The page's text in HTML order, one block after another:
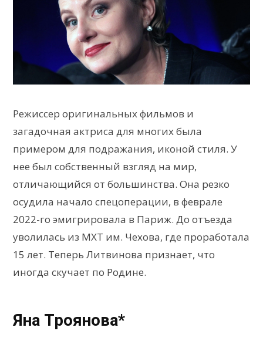
Режиссер оригинальных фильмов и
загадочная актриса для многих была
примером для подражания, иконой стиля. У
нее был собственный взгляд на мир,
отличающийся от большинства. Она резко
осудила начало спецоперации, в феврале
2022-го эмигрировала в Париж. До отъезда
уволилась из МХТ им. Чехова, где проработала
15 лет. Теперь Литвинова признает, что
иногда скучает по Родине.
Яна Троянова*